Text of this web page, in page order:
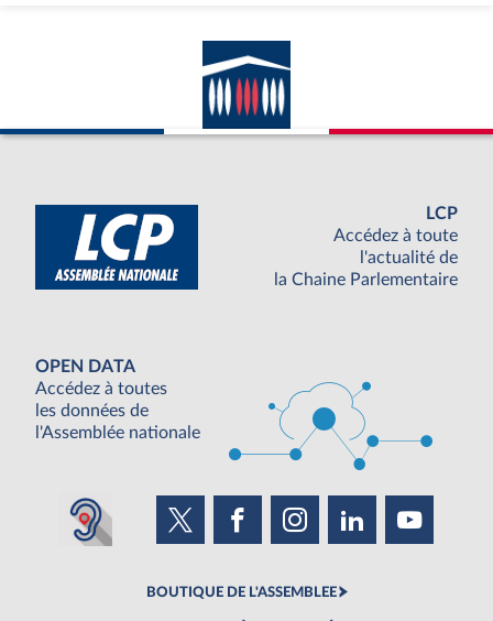
LCP
Accédez à toute
l'actualité de
la Chaine Parlementaire
OPEN DATA
Accédez à toutes
les données de
l'Assemblée nationale
BOUTIQUE DE L'ASSEMBLEE